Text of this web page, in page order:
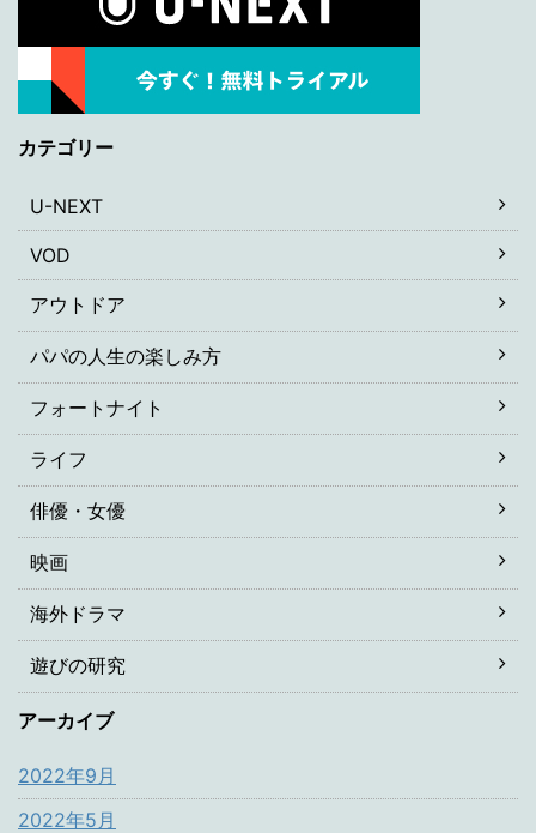
カテゴリー
U-NEXT
VOD
アウトドア
パパの人生の楽しみ方
フォートナイト
ライフ
俳優・女優
映画
海外ドラマ
遊びの研究
アーカイブ
2022年9月
2022年5月